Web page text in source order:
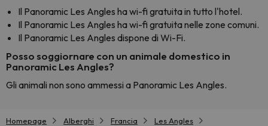
Il Panoramic Les Angles ha wi-fi gratuita in tutto l'hotel.
Il Panoramic Les Angles ha wi-fi gratuita nelle zone comuni.
Il Panoramic Les Angles dispone di Wi-Fi.
Posso soggiornare con un animale domestico in
Panoramic Les Angles?
Gli animali non sono ammessi a Panoramic Les Angles.
Homepage Alberghi Francia
Les Angles